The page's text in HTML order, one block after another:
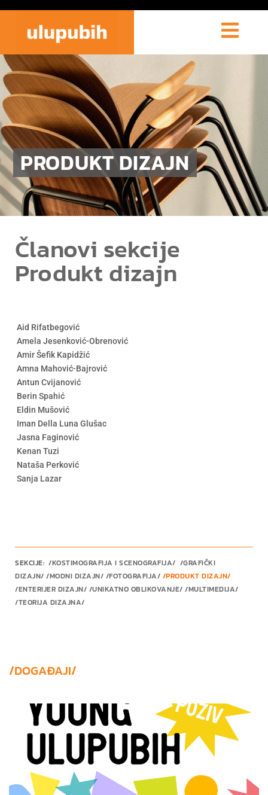
PRODUKT DIZAJN
Članovi sekcije
Produkt dizajn
Aid Rifatbegović
Amela Jesenković-Obrenović
Amir Šefik Kapidžić
Amna Mahović-Bajrović
Antun Cvijanović
Berin Spahić
Eldin Mušović
Iman Della Luna Glušac
Jasna Faginović
Kenan Tuzi
Nataša Perković
Sanja Lazar
SEKCIJE: /KOSTIMOGRAFIJA I SCENOGRAFIJA/ /GRAFIČKI
DIZAJN/ /MODNI DIZAJN/ /FOTOGRAFIJA/ /PRODUKT DIZAJN/
/ENTERIJER DIZAJN/ /UNIKATNO OBLIKOVANJE/ /MULTIMEDIJA/
/TEORIJA DIZAJNA/
/DOGAĐAJI/